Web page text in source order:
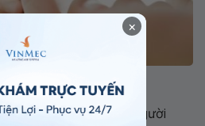
tăng nguy cơ đái tháo đường
minh rằng những người
×